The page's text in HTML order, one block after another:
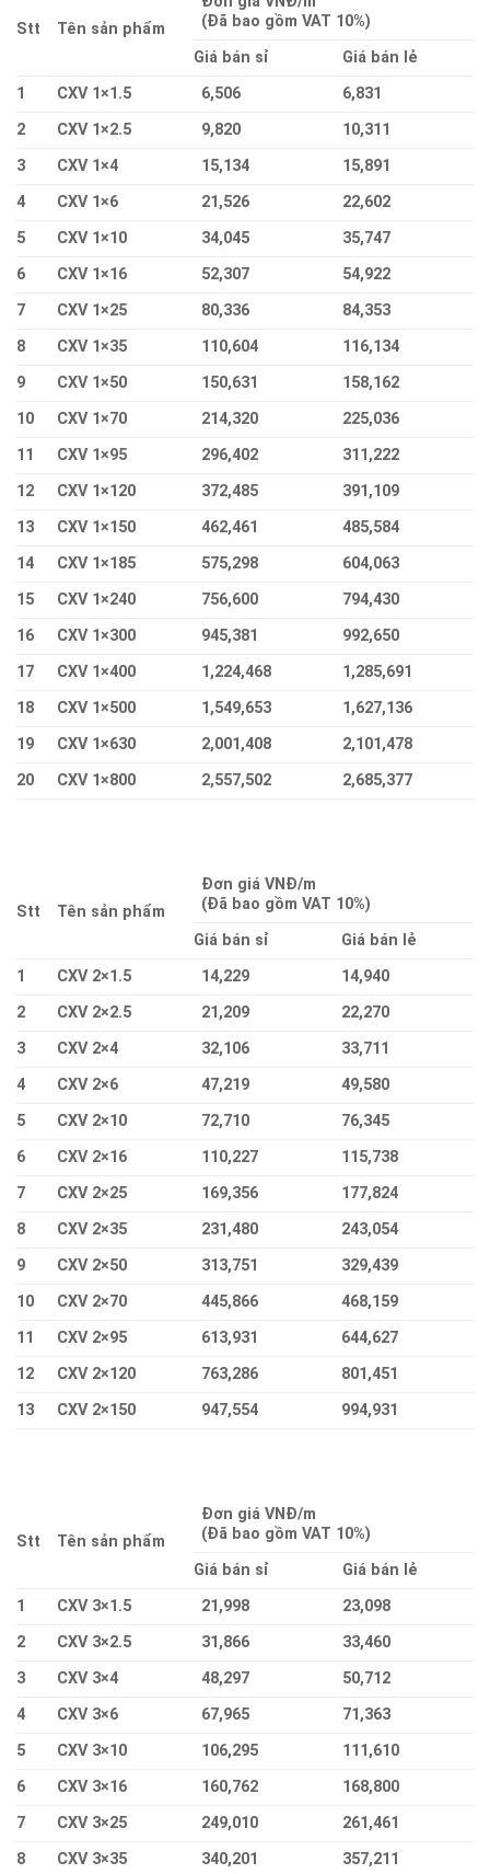
Stt Tên sản phẩm
(Đã bao gồm VAT 10%)
Giá bán sỉ
Giá bán lẻ
1
CXV 1×1.5 6,506
6,831
2
CXV 1×2.5 9,820
10,311
3
CXV 1×4 15,134
15,891
4
CXV 1×6 21,526
22,602
5
CXV 1×10 34,045
35,747
6
CXV 1×16 52,307
54,922
7
CXV 1×25 80,336
84,353
8
CXV 1×35 110,604
116,134
9
CXV 1×50 150,631
158,162
10
CXV 1×70 214,320
225,036
11
CXV 1×95 296,402
311,222
12
CXV 1×120 372,485
391,109
13
CXV 1×150 462,461
485,584
14
CXV 1×185 575,298
604,063
15
CXV 1×240 756,600
794,430
16
CXV 1×300 945,381
992,650
17
CXV 1×400 1,224,468
1,285,691
18
CXV 1×500 1,549,653
1,627,136
19
CXV 1×630 2,001,408
2,101,478
20
CXV 1×800 2,557,502 2,685,377
Stt Tên sản phẩm
Đơn giá VNĐ/m
(Đã bao gồm VAT 10%)
Giá bán sỉ
Giá bán lẻ
1
CXV 2×1.5 14,229
14,940
2
CXV 2×2.5 21,209
22,270
3
CXV 2×4 32,106
33,711
4
CXV 2×6 47,219
49,580
5
CXV 2×10 72,710
76,345
6
CXV 2×16 110,227
115,738
7
CXV 2×25 169,356
177,824
8
CXV 2×35 231,480
243,054
9
CXV 2×50 313,751
329,439
10
CXV 2×70 445,866
468,159
11
CXV 2×95 613,931
644,627
12
CXV 2×120 763,286
801,451
13
CXV 2×150 947,554 994,931
Stt Tên sản phẩm
Đơn giá VNĐ/m
(Đã bao gồm VAT 10%)
Giá bán sỉ
Giá bán lẻ
1
CXV 3×1.5 21,998
23,098
2
CXV 3×2.5 31,866
33,460
3
CXV 3×4 48,297
50,712
4
CXV 3×6 67,965
71,363
5
CXV 3×10 106,295
111,610
6
CXV 3×16 160,762
168,800
7
CXV 3×25 249,010
261,461
8
CXV 3×35 340,201
357,211